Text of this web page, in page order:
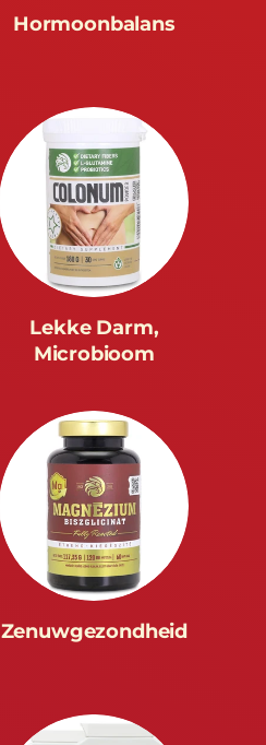
Hormoonbalans
Lekke Darm,
Microbioom
Zenuwgezondheid